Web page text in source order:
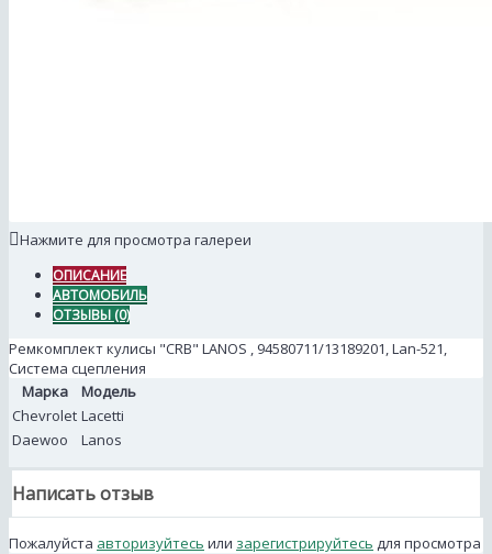
Нажмите для просмотра галереи
ОПИСАНИЕ
АВТОМОБИЛЬ
ОТЗЫВЫ (0)
Ремкомплект кулисы "CRB" LANOS , 94580711/13189201, Lan-521,
Система сцепления
Марка
Модель
Chevrolet Lacetti
Daewoo
Lanos
Написать отзыв
Пожалуйста авторизуйтесь или зарегистрируйтесь для просмотра